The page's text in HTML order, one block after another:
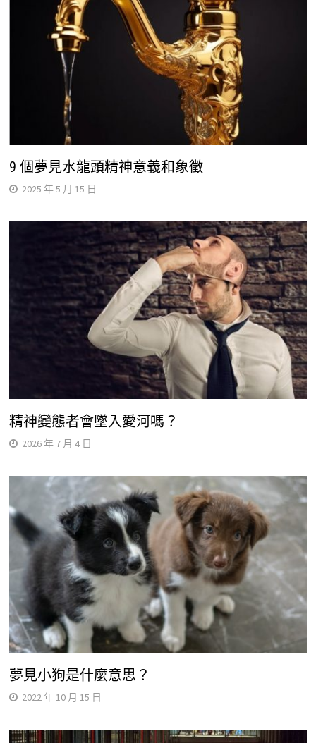
9 個夢見水龍頭精神意義和象徵
2025 年 5 月 15 日
精神變態者會墜入愛河嗎？
2026 年 7 月 4 日
夢見小狗是什麼意思？
2022 年 10 月 15 日